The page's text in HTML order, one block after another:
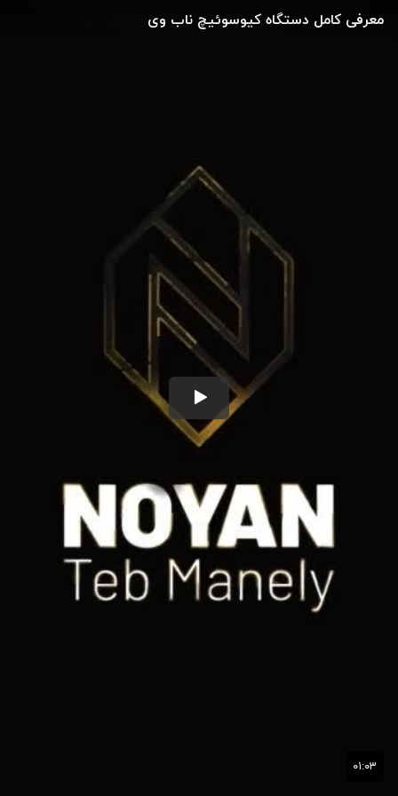
معرفی کامل دستگاه کیوسوئیچ ناب وی
۰۱:۰۳